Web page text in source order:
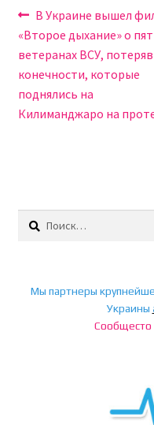
Навигация
по
записям
Предыдущая
запись:
В Украине вышел
«Второе дыхание» о
ветеранах ВСУ,
конечности, которые
поднялись на
Килиманджаро на
Найти:
Мы партнеры
Украины
Сообщесто